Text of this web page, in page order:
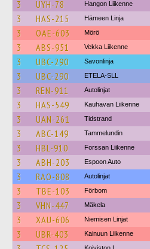
3 UYH-78 Hangon Liikenne
3 HAS-215 Hämeen Linja
3 OAE-603 Mörö
3 ABS-951 Vekka Liikenne
3 UBC-290 Savonlinja
3 UBC-290 ETELA-SLL
3 REN-911 Autolinjat
3 HAS-549 Kauhavan Liikenne
3 UAN-261 Tidstrand
3 ABC-149 Tammelundin
3 HBL-910 Forssan Liikenne
3 ABH-203 Espoon Auto
3 RAO-808 Autolinjat
3 TBE-103 Förbom
3 VHN-447 Mäkela
3 XAU-606 Niemisen Linjat
3 UBR-403 Kainuun Liikenne